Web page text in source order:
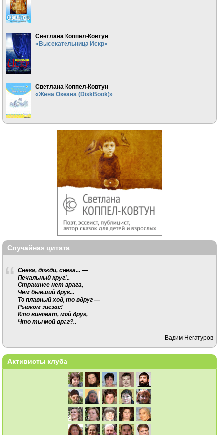
Светлана Коппел-Ковтун
«Высекательница Искр»
Светлана Коппел-Ковтун
«Жена Океана (DiskBook)»
Случайная цитата
Снега, дожди, снега... —
Печальный круг!..
Страшнее нет врага,
Чем бывший друг...
То плавный ход, то вдруг —
Рывком зигзаг!
Кто виноват, мой друг,
Что ты мой враг?..
Вадим Негатуров
Активисты клуба